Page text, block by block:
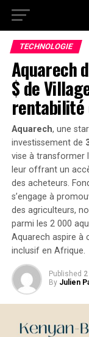
TECHNOLOGIE
Aquarech
$ de
rentabilité
Aquarech, une
investissement de
vise à transformer
leur offrant un
des acheteurs.
s’engage à
des agriculteurs,
parmi les 2 000
Aquarech aspire à
inclusif en Afrique.
Published
By Julien